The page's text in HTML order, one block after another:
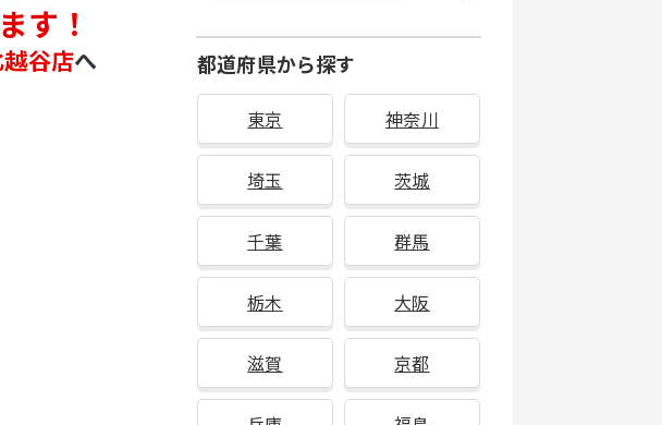
す！
谷店へ
都道府県から探す
東京 神奈川
埼玉 茨城
千葉 群馬
栃木 大阪
滋賀 京都